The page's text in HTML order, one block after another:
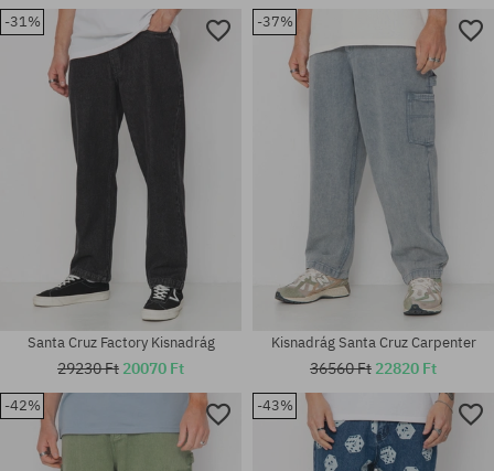
Elérhető méretek:
Elérhető méretek:
Elérhető méretek:
M; L
Elérhető méretek:
XS; S; M
-31%
Santa Cruz Factory Kisnadrág
29230 Ft 20070 Ft
-37%
Kisnadrág Santa Cruz Carpenter
36560 Ft 22820 Ft
-42% -43%